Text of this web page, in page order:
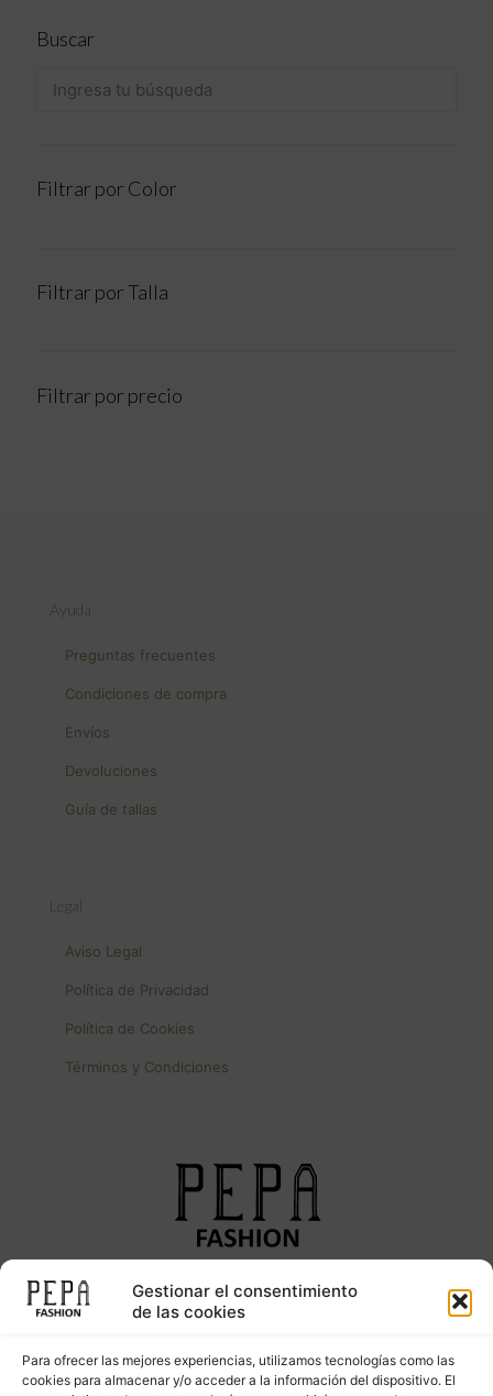
Gestionar el consentimiento
de las cookies
Para ofrecer las mejores experiencias, utilizamos tecnologías como las
cookies para almacenar y/o acceder a la información del dispositivo. El
Buscar
Filtrar por Color
Filtrar por Talla
Filtrar por precio
Ayuda
Preguntas frecuentes
Condiciones de compra
Envíos
Devoluciones
Guía de tallas
Legal
Aviso Legal
Política de Privacidad
Política de Cookies
Términos y Condiciones
Síguenos en nuestras redes sociales